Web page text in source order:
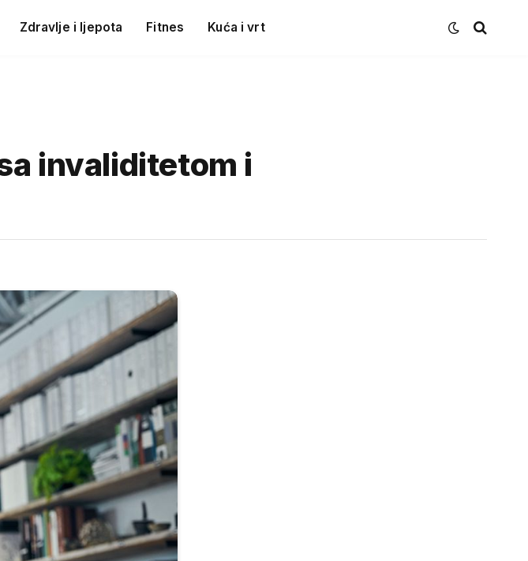
Zdravlje i ljepota Fitnes Kuća i vrt
invaliditetom i